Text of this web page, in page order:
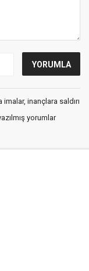
inançlara saldırı
yorumlar